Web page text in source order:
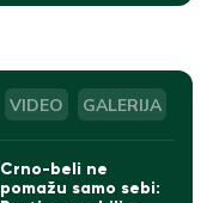
VIDEO GALERIJA
Crno-beli ne
pomažu samo sebi: